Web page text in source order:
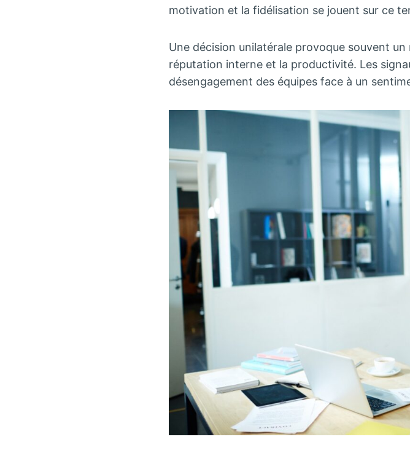
motivation et la fidélisation se jouent sur ce
Une décision unilatérale provoque souvent
réputation interne et la productivité. Les
désengagement des équipes face à un